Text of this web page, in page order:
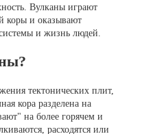
Вулканы играют
коры и оказывают
и жизнь людей.
тектонических плит,
кора разделена на
на более горячем и
расходятся или